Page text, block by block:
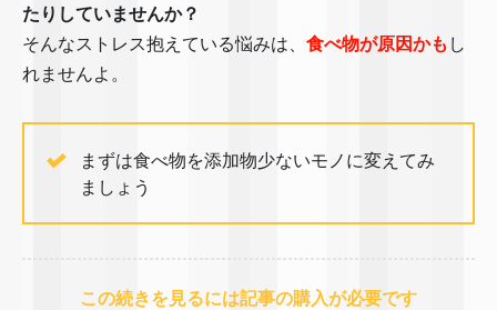
たりしていませんか？
そんなストレス抱えている悩みは、 食べ物が原因かも し
れませんよ。
まずは食べ物を添加物少ないモノに変えてみ
ましょう
この続きを見るには記事の購入が必要です